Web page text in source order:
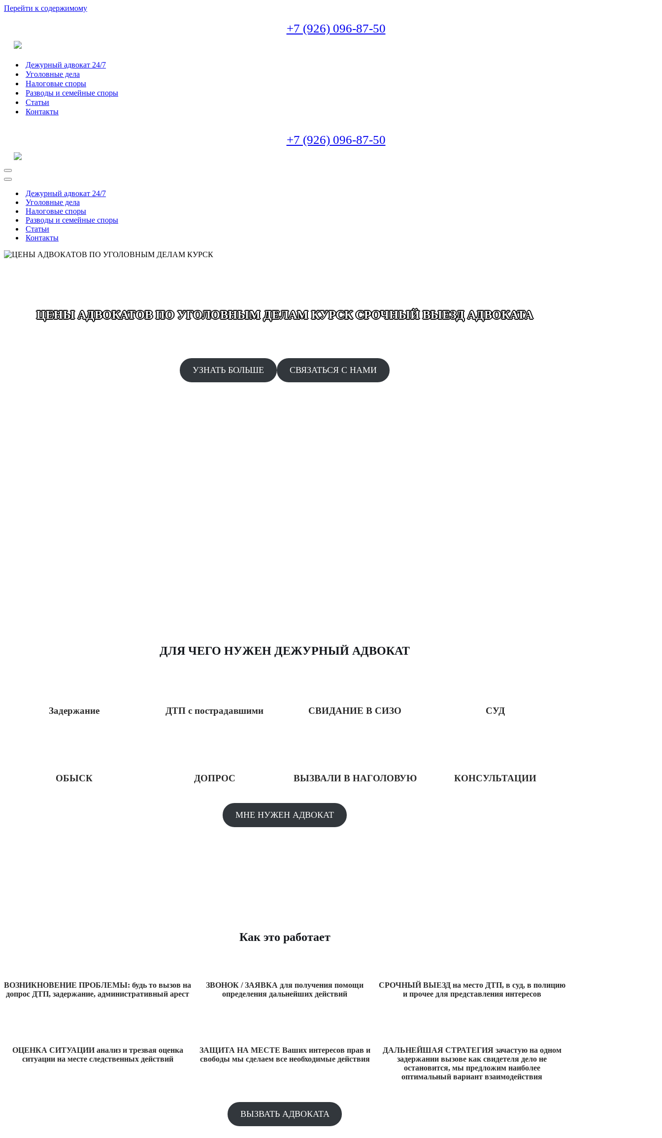
Перейти к содержимому
+7 (926) 096-87-50
Дежурный адвокат 24/7
Уголовные дела
Налоговые споры
Разводы и семейные споры
Статьи
Контакты
+7 (926) 096-87-50
Меню
навигации
Меню
навигацииДежурный адвокат 24/7
Уголовные дела
Налоговые споры
Разводы и семейные споры
Статьи
Контакты
ЦЕНЫ АДВОКАТОВ ПО УГОЛОВНЫМ ДЕЛАМ КУРСК СРОЧНЫЙ ВЫЕЗД АДВОКАТА
УЗНАТЬ БОЛЬШЕ СВЯЗАТЬСЯ С НАМИ
ДЛЯ ЧЕГО НУЖЕН ДЕЖУРНЫЙ АДВОКАТ
Задержание ДТП с пострадавшими СВИДАНИЕ В СИЗО СУД
ОБЫСК ДОПРОС ВЫЗВАЛИ В НАГОЛОВУЮ КОНСУЛЬТАЦИИ
МНЕ НУЖЕН АДВОКАТ
Как это работает
ВОЗНИКНОВЕНИЕ ПРОБЛЕМЫ: будь то вызов на
допрос ДТП, задержание, административный арест
ЗВОНОК / ЗАЯВКА для получения помощи
определения дальнейших действий
СРОЧНЫЙ ВЫЕЗД на место ДТП, в суд, в полицию
и прочее для представления интересов
ОЦЕНКА СИТУАЦИИ анализ и трезвая оценка
ситуации на месте следственных действий
ЗАЩИТА НА МЕСТЕ Ваших интересов прав и
свободы мы сделаем все необходимые действия
ДАЛЬНЕЙШАЯ СТРАТЕГИЯ зачастую на одном
задержании вызове как свидетеля дело не
остановится, мы предложим наиболее
оптимальный вариант взаимодействия
ВЫЗВАТЬ АДВОКАТА